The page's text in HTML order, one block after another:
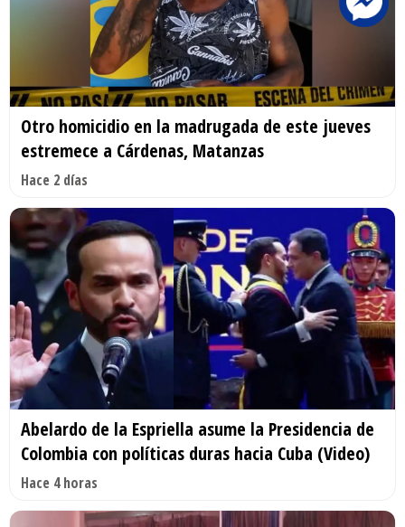
Otro homicidio en la madrugada de este jueves
estremece a Cárdenas, Matanzas
Hace 2 días
Abelardo de la Espriella asume la Presidencia de
Colombia con políticas duras hacia Cuba (Video)
Hace 4 horas